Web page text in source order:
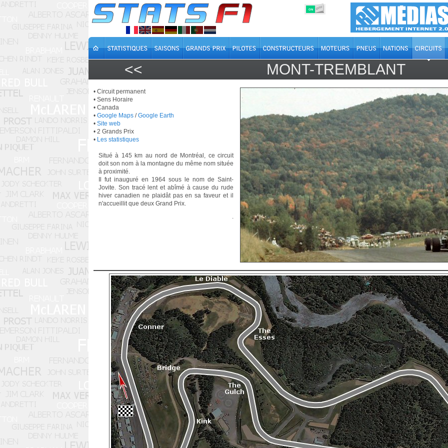
ON OFF
<< MONT-TREMBLANT
• Circuit permanent
• Sens Horaire
• Canada
• Google Maps /Google Earth
• Site web
• 2 Grands Prix
• Les statistiques
Situé à 145 km au nord de Montréal, ce circuit
doit son nom à la montagne du même nom située
à proximité.
Il fut inauguré en 1964 sous le nom de Saint-
Jovite. Son tracé lent et abîmé à cause du rude
hiver canadien ne plaidât pas en sa faveur et il
n'accueillit que deux Grand Prix.
.